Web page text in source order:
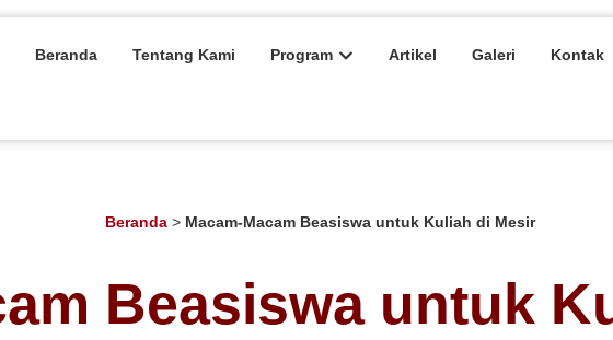
Beranda Tentang Kami Program Artikel Galeri Kontak
Beranda> Macam-Macam Beasiswa untuk Kuliah di Mesir
Beasiswa untuk